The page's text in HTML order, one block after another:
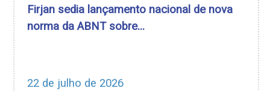
Firjan sedia lançamento nacional de nova
norma da ABNT sobre...
22 de julho de 2026